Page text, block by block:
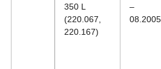
350 L
(220.067,
220.167)
–
08.2005